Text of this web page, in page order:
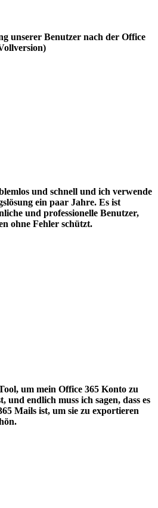
unserer Benutzer nach der Office
und schnell und ich verwende
ein paar Jahre. Es ist
und professionelle Benutzer,
ohne Fehler schützt.
um mein Office 365 Konto zu
und endlich muss ich sagen, dass es
Mails ist, um sie zu exportieren